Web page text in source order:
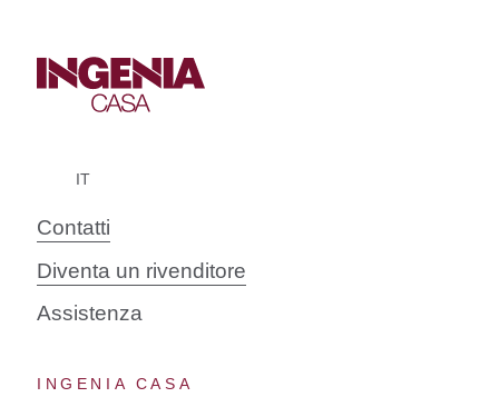
Contatti
Diventa un rivenditore
Assistenza
INGENIA CASA